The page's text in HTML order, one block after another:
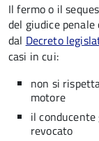
Il fermo o il
del giudice
dal Decreto
casi in cui:
non si
motore
il
revocato